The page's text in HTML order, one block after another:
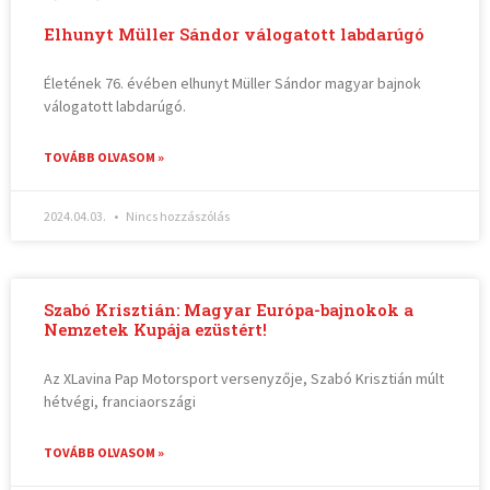
Elhunyt Müller Sándor válogatott labdarúgó
Életének 76. évében elhunyt Müller Sándor magyar bajnok
válogatott labdarúgó.
TOVÁBB OLVASOM »
2024.04.03. Nincs hozzászólás
Szabó Krisztián: Magyar Európa-bajnokok a
Nemzetek Kupája ezüstért!
Az XLavina Pap Motorsport versenyzője, Szabó Krisztián múlt
hétvégi, franciaországi
TOVÁBB OLVASOM »